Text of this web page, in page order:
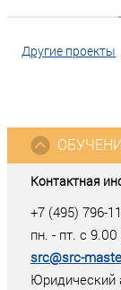
Другие проекты
Контактная
+7 (495) 796-
пн. - пт. с
src@src-
Юридический